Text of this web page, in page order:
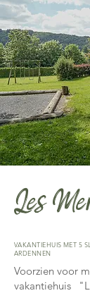
Les
VAKANTIEHUIS MET 5
ARDENNEN
Voorzien voor
vakantiehuis